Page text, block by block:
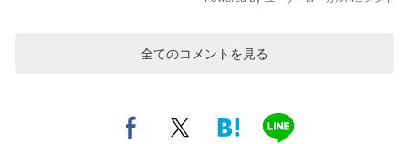
全てのコメントを見る